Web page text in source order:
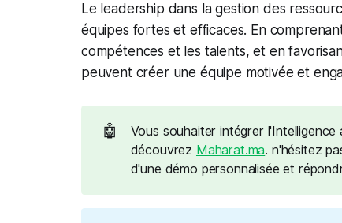
Le leadership dans la gestion des
équipes fortes et efficaces. En
compétences et les talents, et en
peuvent créer une équipe motivée et
🤖
Vous souhaiter intégrer
découvrez Maharat.ma. n'hésitez
d'une démo personnalisée et